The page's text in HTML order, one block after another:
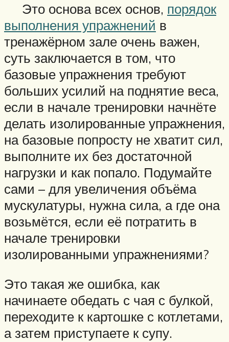
Это основа всех основ, порядок
выполнения упражнений в
тренажёрном зале очень важен,
суть заключается в том, что
базовые упражнения требуют
больших усилий на поднятие веса,
если в начале тренировки начнёте
делать изолированные упражнения,
на базовые попросту не хватит сил,
выполните их без достаточной
нагрузки и как попало. Подумайте
сами – для увеличения объёма
мускулатуры, нужна сила, а где она
возьмётся, если её потратить в
начале тренировки
изолированными упражнениями?
Это такая же ошибка, как
начинаете обедать с чая с булкой,
переходите к картошке с котлетами,
а затем приступаете к супу.